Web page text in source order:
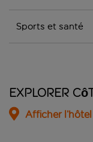
Sports et santé
Explorer
Afficher